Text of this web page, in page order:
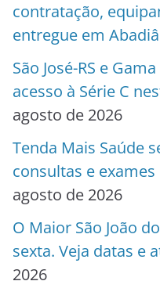
contratação,
entregue em
São José-RS e
acesso à Série C
agosto de 2026
Tenda Mais Saúde
consultas e
agosto de 2026
O Maior São João
sexta. Veja datas e
2026